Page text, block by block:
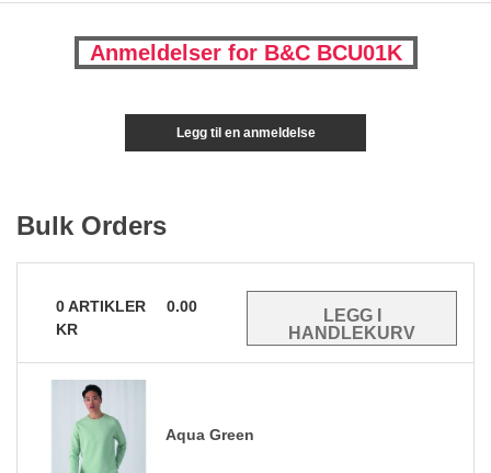
Anmeldelser for B&C BCU01K
Legg til en anmeldelse
Bulk Orders
0ARTIKLER
0.00
KR
Aqua Green